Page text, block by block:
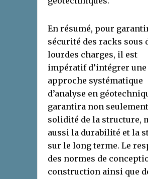
En résumé, pour
sécurité des racks sous
lourdes charges, il est
impératif d’intégrer une
approche systématique
d’analyse en
garantira non
solidité de la structure,
aussi la durabilité et la
sur le long terme. Le
des normes de
construction ainsi que